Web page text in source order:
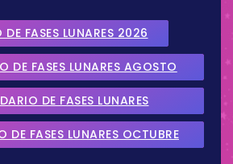
DE FASES LUNARES 2026
DE FASES LUNARES AGOSTO
2026
DE FASES LUNARES
SEPTIEMBRE 2026
DE FASES LUNARES OCTUBRE